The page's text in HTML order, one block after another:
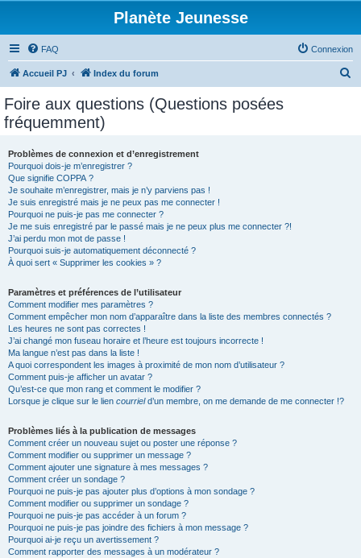
Planète Jeunesse
FAQ Connexion
Accueil PJ Index du forum
Foire aux questions (Questions posées
fréquemment)
Problèmes de connexion et d’enregistrement
Pourquoi dois-je m’enregistrer ?
Que signifie COPPA ?
Je souhaite m’enregistrer, mais je n’y parviens pas !
Je suis enregistré mais je ne peux pas me connecter !
Pourquoi ne puis-je pas me connecter ?
Je me suis enregistré par le passé mais je ne peux plus me connecter ?!
J’ai perdu mon mot de passe !
Pourquoi suis-je automatiquement déconnecté ?
À quoi sert « Supprimer les cookies » ?
Paramètres et préférences de l’utilisateur
Comment modifier mes paramètres ?
Comment empêcher mon nom d’apparaître dans la liste des membres connectés ?
Les heures ne sont pas correctes !
J’ai changé mon fuseau horaire et l’heure est toujours incorrecte !
Ma langue n’est pas dans la liste !
A quoi correspondent les images à proximité de mon nom d’utilisateur ?
Comment puis-je afficher un avatar ?
Qu’est-ce que mon rang et comment le modifier ?
Lorsque je clique sur le lien courrield’un membre, on me demande de me connecter !?
Problèmes liés à la publication de messages
Comment créer un nouveau sujet ou poster une réponse ?
Comment modifier ou supprimer un message ?
Comment ajouter une signature à mes messages ?
Comment créer un sondage ?
Pourquoi ne puis-je pas ajouter plus d’options à mon sondage ?
Comment modifier ou supprimer un sondage ?
Pourquoi ne puis-je pas accéder à un forum ?
Pourquoi ne puis-je pas joindre des fichiers à mon message ?
Pourquoi ai-je reçu un avertissement ?
Comment rapporter des messages à un modérateur ?